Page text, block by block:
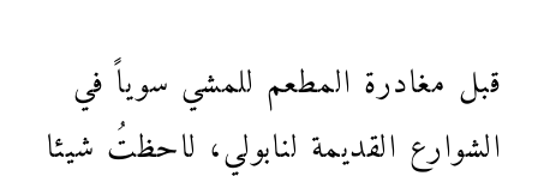
قبل مغادرة المطعم للمشي سوياً في
الشوارع القديمة لنابولي، لاحظتُ شيئا